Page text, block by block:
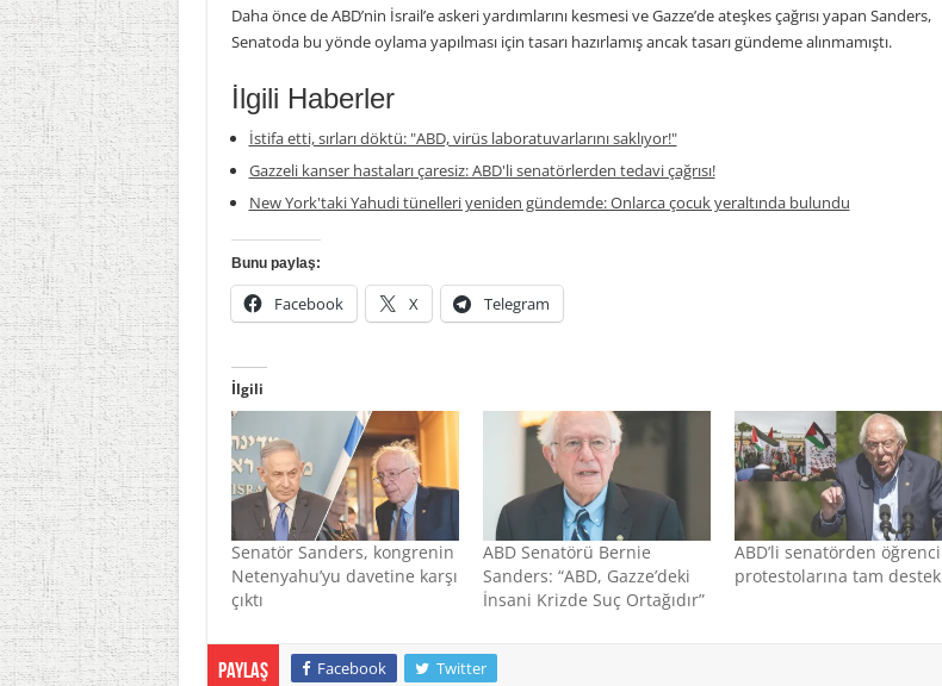
Daha önce de ABD’nin İsrail’e askeri yardımlarını kesmesi ve Gazze’de ateşkes çağrısı yapan Sanders,
Senatoda bu yönde oylama yapılması için tasarı hazırlamış ancak tasarı gündeme alınmamıştı.
İlgili Haberler
İstifa etti, sırları döktü: "ABD, virüs laboratuvarlarını saklıyor!"
Gazzeli kanser hastaları çaresiz: ABD'li senatörlerden tedavi çağrısı!
New York'taki Yahudi tünelleri yeniden gündemde: Onlarca çocuk yeraltında bulundu
Bunu paylaş:
Facebook X Telegram
İlgili
Senatör Sanders, kongrenin
Netenyahu’yu davetine karşı
çıktı
ABD Senatörü Bernie
Sanders: “ABD, Gazze’deki
İnsani Krizde Suç Ortağıdır”
ABD’li senatörden öğrenci
protestolarına tam destek
Paylaş Facebook Twitter